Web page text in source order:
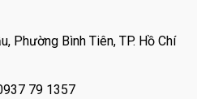
Phường Bình Tiên, TP. Hồ Chí
79 1357